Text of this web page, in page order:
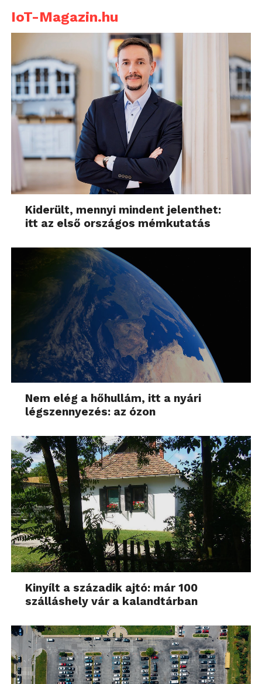
IoT-Magazin.hu
Kiderült, mennyi mindent jelenthet:
itt az első országos mémkutatás
Nem elég a hőhullám, itt a nyári
légszennyezés: az ózon
Kinyílt a századik ajtó: már 100
szálláshely vár a kalandtárban